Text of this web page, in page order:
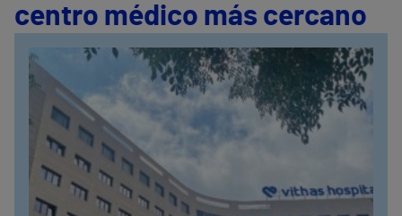
centro médico más cercano